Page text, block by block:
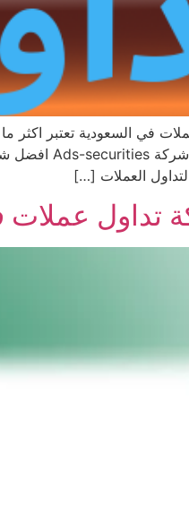
في السعودية تعتبر اكثر
العملات […]
تداول